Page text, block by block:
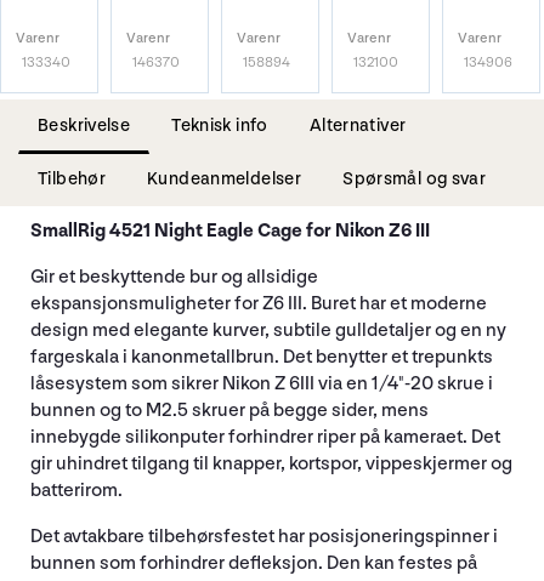
Varenr
133340
Varenr
146370
Varenr
158894
Varenr
132100
Varenr
134906
Beskrivelse Teknisk info Alternativer
Tilbehør Kundeanmeldelser Spørsmål og svar
SmallRig 4521 Night Eagle Cage for Nikon Z6 III
Gir et beskyttende bur og allsidige
ekspansjonsmuligheter for Z6 III. Buret har et moderne
design med elegante kurver, subtile gulldetaljer og en ny
fargeskala i kanonmetallbrun. Det benytter et trepunkts
låsesystem som sikrer Nikon Z 6III via en 1/4"-20 skrue i
bunnen og to M2.5 skruer på begge sider, mens
innebygde silikonputer forhindrer riper på kameraet. Det
gir uhindret tilgang til knapper, kortspor, vippeskjermer og
batterirom.
Det avtakbare tilbehørsfestet har posisjoneringspinner i
bunnen som forhindrer defleksjon. Den kan festes på